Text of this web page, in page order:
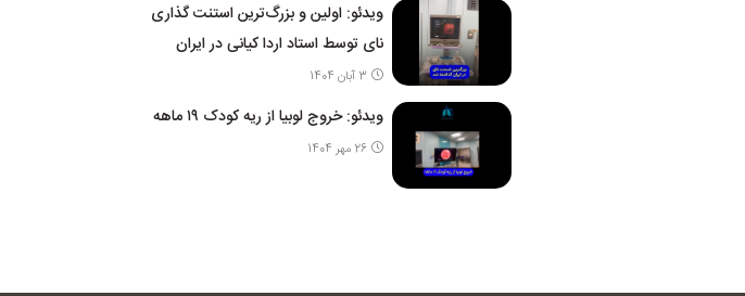
ویدئو: اولین و بزرگ‌ترین استنت گذاری
نای توسط استاد اردا کیانی در ایران
3 آبان 1404
ویدئو: خروج لوبیا از ریه کودک ۱۹ ماهه
26 مهر 1404